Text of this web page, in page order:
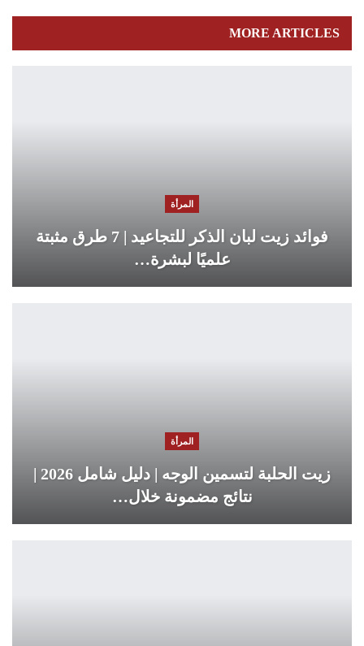
MORE ARTICLES
المرأة
فوائد زيت لبان الذكر للتجاعيد | 7 طرق مثبتة
علميًا لبشرة…
المرأة
زيت الحلبة لتسمين الوجه | دليل شامل 2026 |
نتائج مضمونة خلال…